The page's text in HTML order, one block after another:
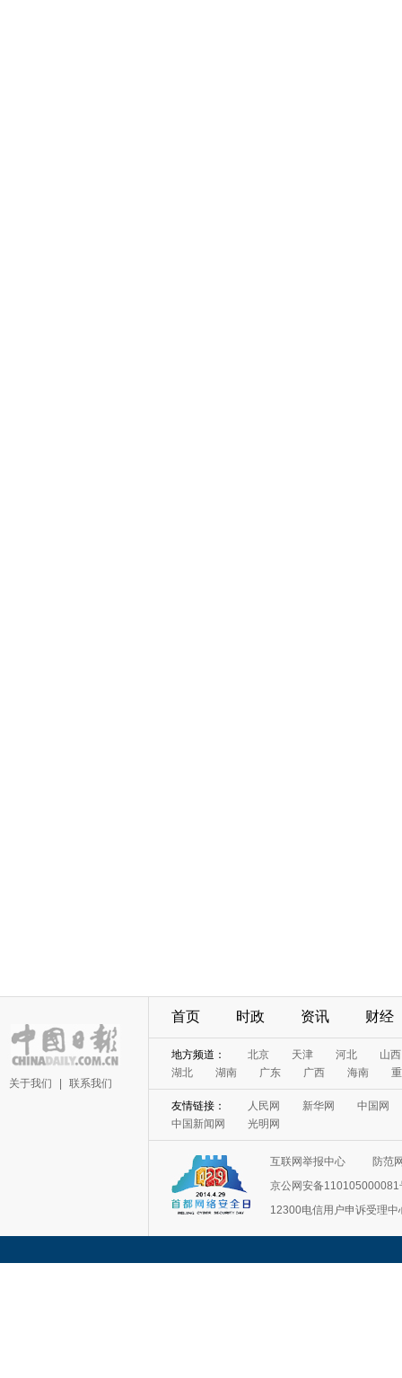
关于我们 联系我们
首页 时政 资讯 财经
地方频道： 北京 天津 河北
山西
湖北
湖南 广东 广西 海南
友情链接： 人民网 新华网
中国网
中国新闻网
光明网
互联网举报中心
防范
京公网安备110105000081
12300电信用户申诉受理中